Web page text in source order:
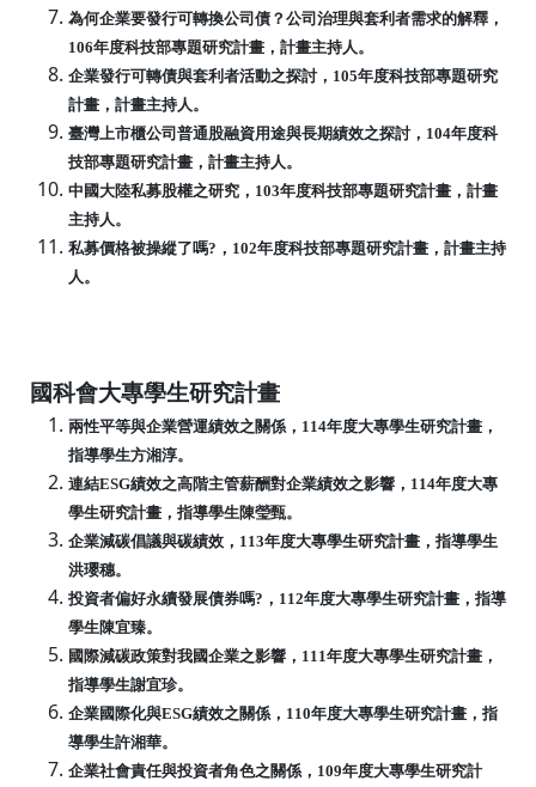
為何企業要發行可轉換公司債？公司治理與套利者需求的解釋，
106年度科技部專題研究計畫，計畫主持人。
企業發行可轉債與套利者活動之探討，105年度科技部專題研究
計畫，計畫主持人。
臺灣上市櫃公司普通股融資用途與長期績效之探討，104年度科
技部專題研究計畫， 計畫主持人。
中國大陸私募股權之研究，103年度科技部專題研究計畫，計畫
主持人。
私募價格被操縱了嗎?，102年度科技部專題研究計畫，計畫主持
人。
國科會大專學生研究計畫
兩性平等與企業營運績效之關係，114年度大專學生研究計畫，
指導學生方湘淳。
連結ESG績效之高階主管薪酬對企業績效之影響，114年度大專
學生研究計畫，指導學生陳瑩甄。
企業減碳倡議與碳績效，113年度大專學生研究計畫，指導學生
洪瓔穗。
投資者偏好永續發展債券嗎?，112年度大專學生研究計畫，指導
學生陳宜臻。
國際減碳政策對我國企業之影響，111年度大專學生研究計畫，
指導學生謝宜珍。
企業國際化與ESG績效之關係，110年度大專學生研究計畫，指
導學生許湘華。
企業社會責任與投資者角色之關係，109年度大專學生研究計